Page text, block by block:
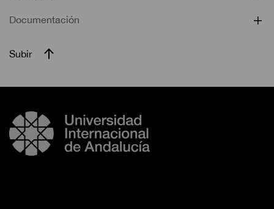
Documentación
Subir